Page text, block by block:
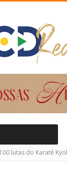
lutas do Karatê